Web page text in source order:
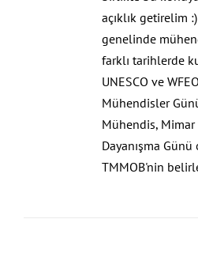
açıklık getirelim
genelinde
farklı tarihlerde
UNESCO ve
Mühendisler
Mühendis, Mimar
Dayanışma
TMMOB'nin